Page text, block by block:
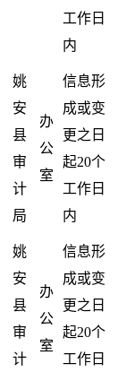
工作日
内
姚
安
县
审
计
局
办
公
室
信息形
成或变
更之日
起20个
工作日
内
姚
安
县
审
计
办
公
室
信息形
成或变
更之日
起20个
工作日